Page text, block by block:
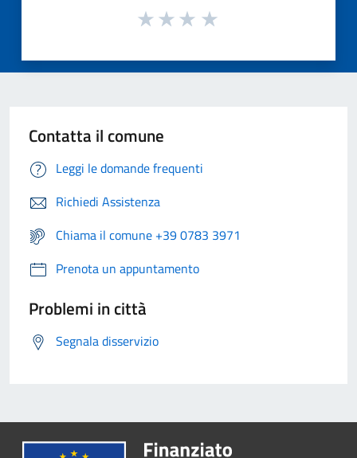
Contatta il comune
Leggi le domande frequenti
Richiedi Assistenza
Chiama il comune +39 0783 3971
Prenota un appuntamento
Problemi in città
Segnala disservizio